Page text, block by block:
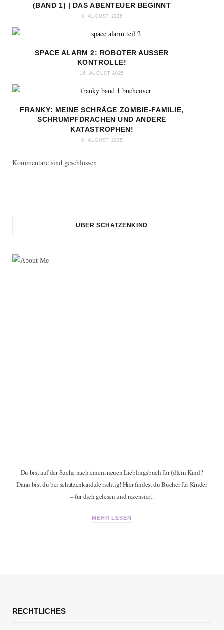
(BAND 1) | DAS ABENTEUER BEGINNT
9. AUGUST 2026
SPACE ALARM 2: ROBOTER AUSSER K
ONTROLLE!
16. AUGUST 2025
FRANKY: MEINE SCHRÄGE ZOMBIE-FAMILIE,
SCHRUMPFDRACHEN UND ANDERE
KATASTROPHEN!
9. AUGUST 2025
Kommentare sind geschlossen
ÜBER SCHATZENKIND
Du bist auf der Suche nach einem neuen Lieblingsbuch für (d)ein Kind?
Dann bist du bei schatzenkind.de richtig! Hier findest du Bücher für Kinder
– für dich gelesen und rezensiert.
MEHR LESEN
RECHTLICHES